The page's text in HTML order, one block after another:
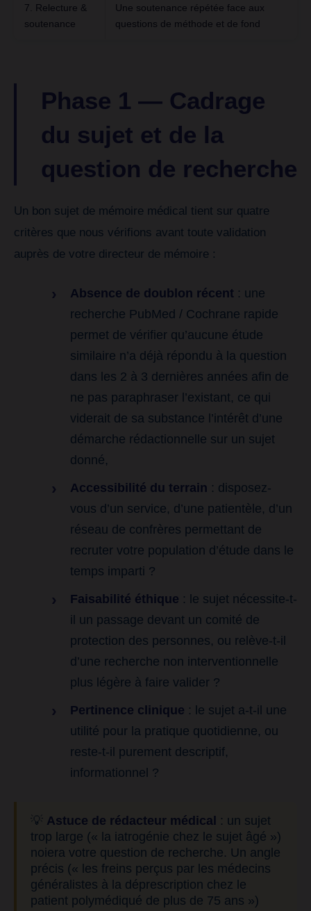
7. Relecture &
soutenance
Une soutenance répétée face aux
questions de méthode et de fond
Phase 1 — Cadrage
du sujet et de la
question de recherche
Un bon sujet de mémoire médical tient sur quatre
critères que nous vérifions avant toute validation
auprès de votre directeur de mémoire :
Absence de doublon récent : une
recherche PubMed / Cochrane rapide
permet de vérifier qu’aucune étude
similaire n’a déjà répondu à la question
dans les 2 à 3 dernières années afin de
ne pas paraphraser l’existant, ce qui
viderait de sa substance l’intérêt d’une
démarche rédactionnelle sur un sujet
donné,
Accessibilité du terrain : disposez-
vous d’un service, d’une patientèle, d’un
réseau de confrères permettant de
recruter votre population d’étude dans le
temps imparti ?
Faisabilité éthique : le sujet nécessite-t-
il un passage devant un comité de
protection des personnes, ou relève-t-il
d’une recherche non interventionnelle
plus légère à faire valider ?
Pertinence clinique : le sujet a-t-il une
utilité pour la pratique quotidienne, ou
reste-t-il purement descriptif,
informationnel ?
💡 Astuce de rédacteur médical : un sujet
trop large (« la iatrogénie chez le sujet âgé »)
noiera votre question de recherche. Un angle
précis (« les freins perçus par les médecins
généralistes à la déprescription chez le
patient polymédiqué de plus de 75 ans »)